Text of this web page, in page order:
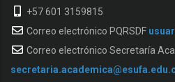
+57 601 3159815
Correo electrónico PQRSDF
Correo electrónico Secretaría